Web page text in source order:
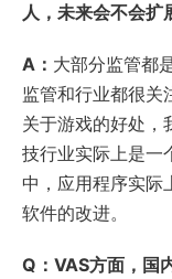
人，未来会不会扩
A： 大部分监管都
监管和行业都很关
关于游戏的好处，
技行业实际上是一
中，应用程序实际
软件的改进。
Q：VAS方面，国